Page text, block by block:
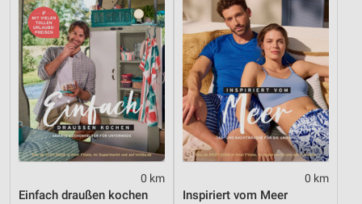
0 km
Einfach draußen kochen
0 km
Inspiriert vom Meer
Performance
Funktional
Werbung